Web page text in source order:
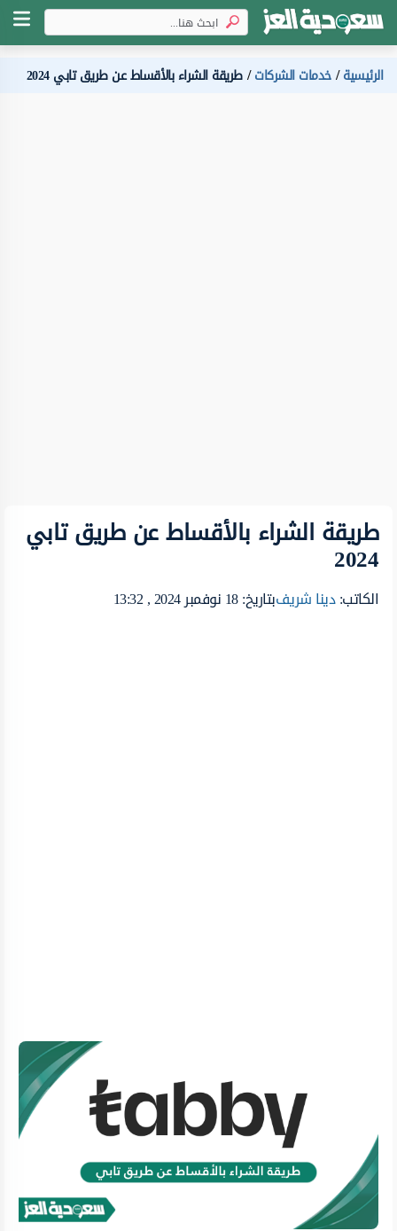
الرئيسية خدمات الشركات طريقة الشراء بالأقساط عن طريق تابي 2024
طريقة الشراء بالأقساط عن طريق تابي
2024
الكاتب:دينا شريفبتاريخ: 18 نوفمبر 2024 , 13:32